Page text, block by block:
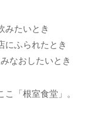
みたいとき
にふられたとき
なおしたいとき
「根室食堂」。